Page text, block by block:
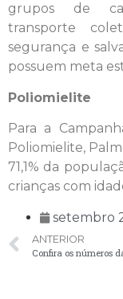
grupos de
transporte
segurança e
possuem meta
Poliomielite
Para a
Poliomielite,
71,1% da
crianças com
setembro
ANTERIOR